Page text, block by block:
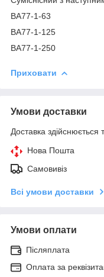
ВА77-1-63
ВА77-1-125
ВА77-1-250
Приховати
Умови доставки
Доставка здійснюється
Нова Пошта
Самовивіз
Всі умови доставки
Умови оплати
Післяплата
Оплата за